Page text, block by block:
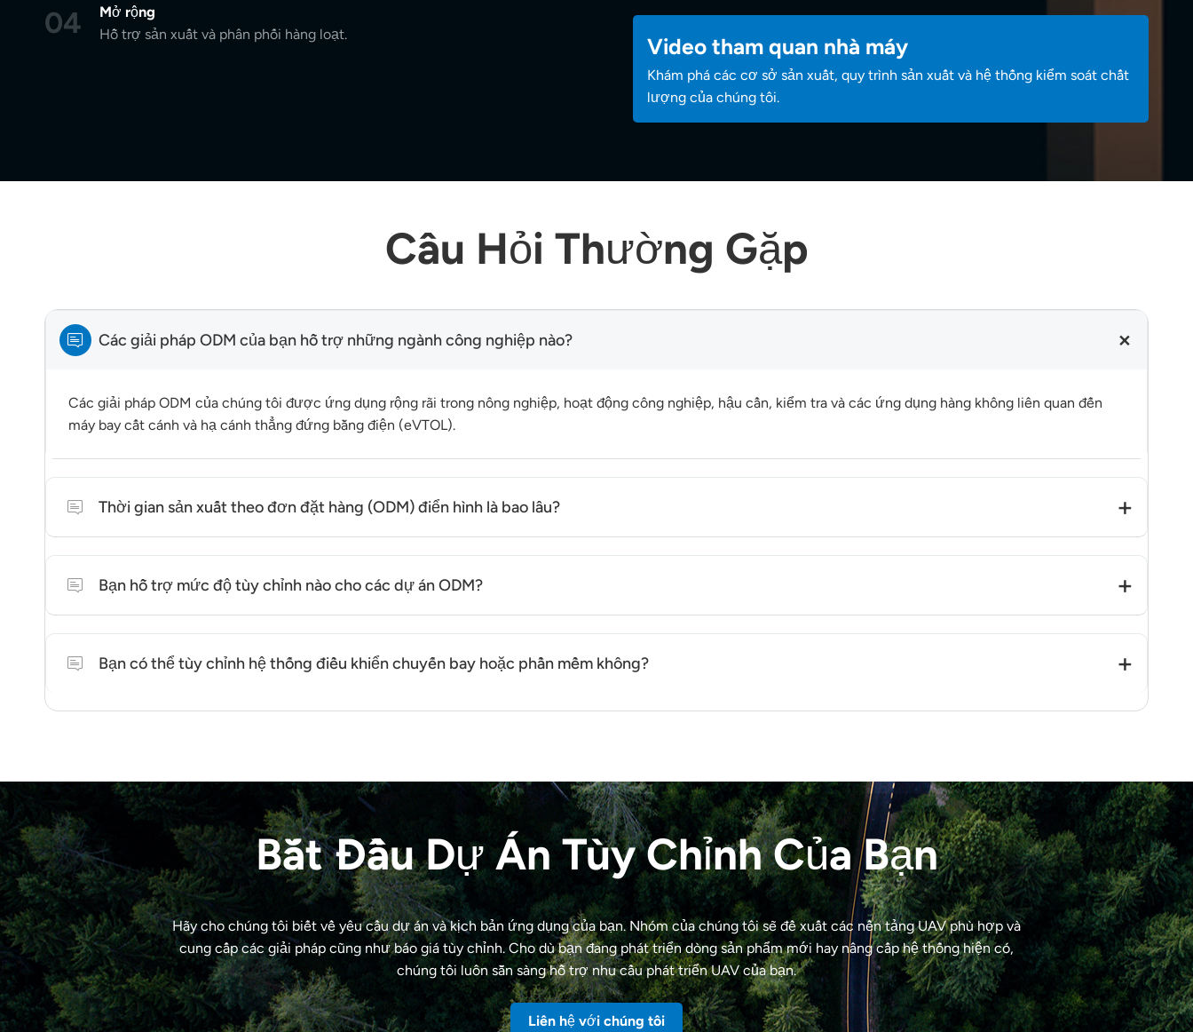
04 Mở rộng
Hỗ trợ sản xuất và phân phối hàng loạt. Video tham quan nhà máy
Khám phá các cơ sở sản xuất, quy trình sản xuất và hệ thống kiểm soát chất
lượng của chúng tôi.
Câu Hỏi Thường Gặp
Các giải pháp ODM của bạn hỗ trợ những ngành công nghiệp nào?
Các giải pháp ODM của chúng tôi được ứng dụng rộng rãi trong nông nghiệp, hoạt động công nghiệp, hậu cần, kiểm tra và các ứng dụng hàng không liên quan đến
máy bay cất cánh và hạ cánh thẳng đứng bằng điện (eVTOL).
Thời gian sản xuất theo đơn đặt hàng (ODM) điển hình là bao lâu?
Bạn hỗ trợ mức độ tùy chỉnh nào cho các dự án ODM?
Bạn có thể tùy chỉnh hệ thống điều khiển chuyến bay hoặc phần mềm không?
Bắt Đầu Dự Án Tùy Chỉnh Của Bạn
Hãy cho chúng tôi biết về yêu cầu dự án và kịch bản ứng dụng của bạn. Nhóm của chúng tôi sẽ đề xuất các nền tảng UAV phù hợp và
cung cấp các giải pháp cũng như báo giá tùy chỉnh. Cho dù bạn đang phát triển dòng sản phẩm mới hay nâng cấp hệ thống hiện có,
chúng tôi luôn sẵn sàng hỗ trợ nhu cầu phát triển UAV của bạn.
Liên hệ với chúng tôi